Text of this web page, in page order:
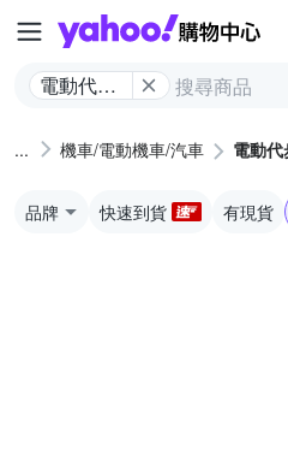
電動代步
椅 機車/電動機車/汽車 電動
品牌 快速到貨 有現貨